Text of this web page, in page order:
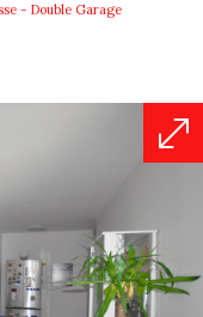
- Double Garage